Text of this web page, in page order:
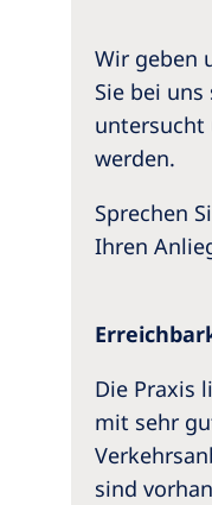
Wir geben
Sie bei
untersucht
werden.
Sprechen
Ihren
Die Praxis
mit sehr
sind